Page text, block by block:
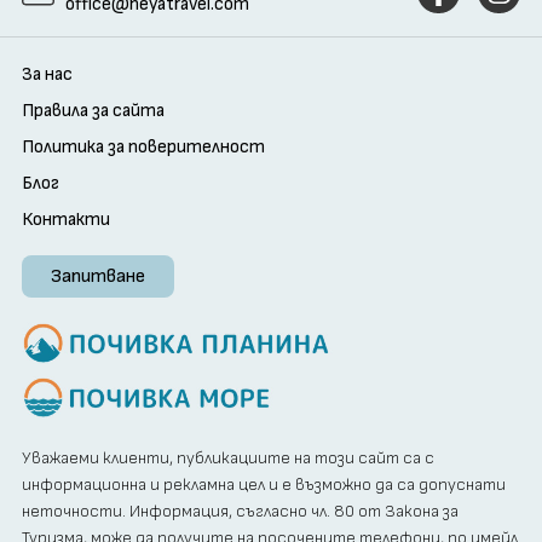
За нас
Правила за сайта
Политика за поверителност
Блог
Контакти
Запитване
Уважаеми клиенти, публикациите на този сайт са с
информационна и рекламна цел и е възможно да са допуснати
неточности. Информация, съгласно чл. 80 от Закона за
Туризма, може да получите на посочените телефони, по имейл